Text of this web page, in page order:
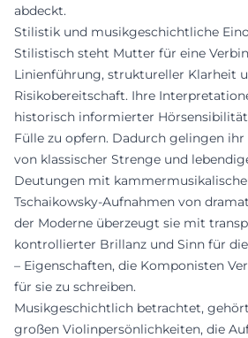
abdeckt.
Stilistik und musikgeschichtliche
Stilistisch steht Mutter für eine
Linienführung, struktureller Klarheit
Risikobereitschaft. Ihre
historisch informierter
Fülle zu opfern. Dadurch gelingen
von klassischer Strenge und
Deutungen mit
Tschaikowsky-Aufnahmen von
der Moderne überzeugt sie mit
kontrollierter Brillanz und Sinn für
– Eigenschaften, die Komponisten
für sie zu schreiben.
Musikgeschichtlich betrachtet,
großen Violinpersönlichkeiten, die